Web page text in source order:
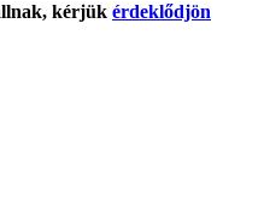
kérjük érdeklődjön